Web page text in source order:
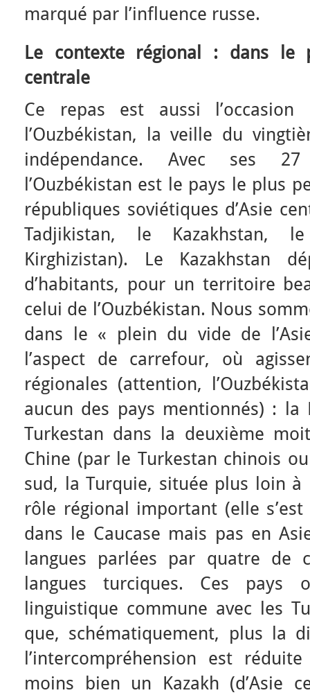
marqué par l’influence russe.
Le contexte régional : dans le
centrale
Ce repas est aussi
l’Ouzbékistan, la veille du
indépendance. Avec ses 27
l’Ouzbékistan est le pays le plus
républiques soviétiques d’Asie
Tadjikistan, le Kazakhstan,
Kirghizistan). Le Kazakhstan
d’habitants, pour un territoire
celui de l’Ouzbékistan. Nous
dans le « plein du vide de
l’aspect de carrefour, où
régionales (attention,
aucun des pays mentionnés) : la
Turkestan dans la deuxième
Chine (par le Turkestan chinois
sud, la Turquie, située plus loin à
rôle régional important (elle
dans le Caucase mais pas en
langues parlées par quatre de
langues turciques. Ces
linguistique commune avec les
que, schématiquement, plus la
l’intercompréhension est
moins bien un Kazakh (d’Asie